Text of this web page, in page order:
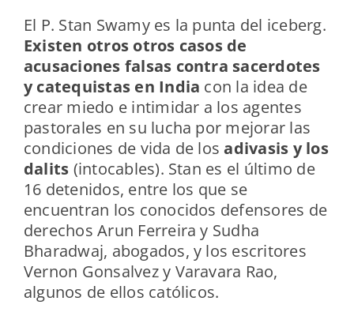
El P. Stan Swamy es la punta del iceberg.
Existen otros otros casos de
acusaciones falsas contra sacerdotes
y catequistas en India con la idea de
crear miedo e intimidar a los agentes
pastorales en su lucha por mejorar las
condiciones de vida de los adivasis y los
dalits (intocables). Stan es el último de
16 detenidos, entre los que se
encuentran los conocidos defensores de
derechos Arun Ferreira y Sudha
Bharadwaj, abogados, y los escritores
Vernon Gonsalvez y Varavara Rao,
algunos de ellos católicos.